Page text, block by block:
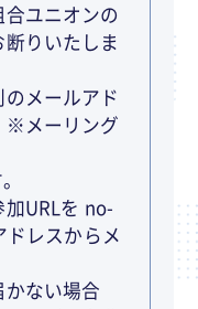
合ユニオンの
りいたしま
のメールアド
※メーリング
加URLを no-
レスからメ
かない場合